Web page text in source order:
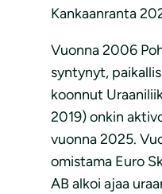
Kankaanranta
Vuonna 2006
syntynyt,
koonnut
2019) onkin
vuonna 2025.
omistama Euro
AB alkoi ajaa